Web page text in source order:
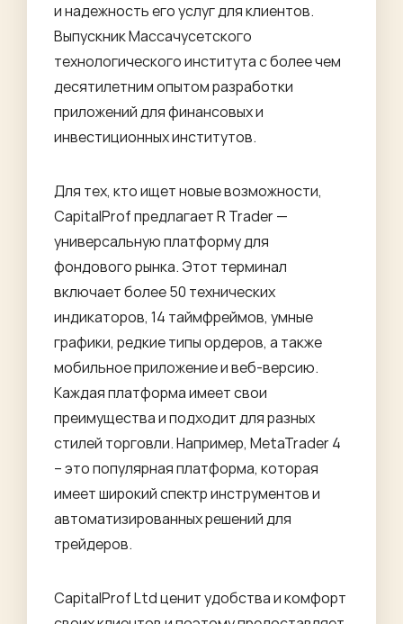
и надежность его услуг для клиентов.
Выпускник Массачусетского
технологического института с более чем
десятилетним опытом разработки
приложений для финансовых и
инвестиционных институтов.
Для тех, кто ищет новые возможности,
CapitalProf предлагает R Trader —
универсальную платформу для
фондового рынка. Этот терминал
включает более 50 технических
индикаторов, 14 таймфреймов, умные
графики, редкие типы ордеров, а также
мобильное приложение и веб-версию.
Каждая платформа имеет свои
преимущества и подходит для разных
стилей торговли. Например, MetaTrader 4
– это популярная платформа, которая
имеет широкий спектр инструментов и
автоматизированных решений для
трейдеров.
CapitalProf Ltd ценит удобства и комфорт